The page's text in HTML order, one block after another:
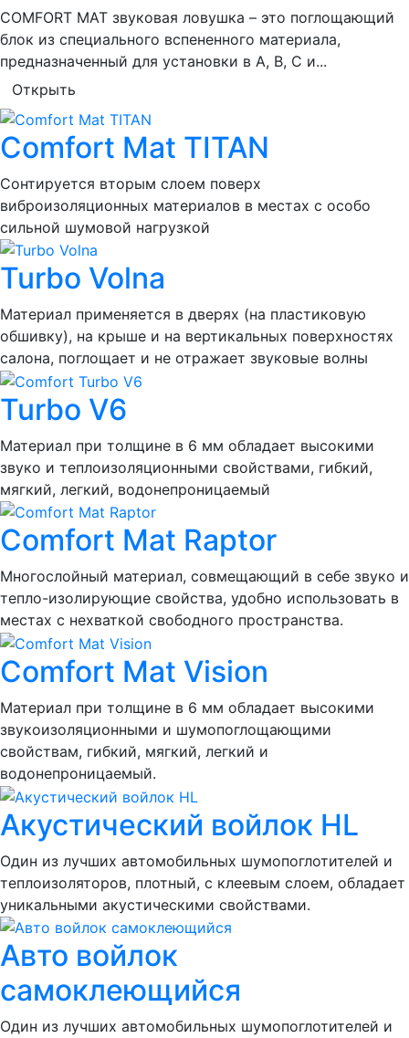
COMFORT MAT звуковая ловушка – это поглощающий
блок из специального вспененного материала,
предназначенный для установки в A, B, C и...
Открыть
Comfort Mat TITAN
Сонтируется вторым слоем поверх
виброизоляционных материалов в местах с особо
сильной шумовой нагрузкой
Turbo Volna
Материал применяется в дверях (на пластиковую
обшивку), на крыше и на вертикальных поверхностях
салона, поглощает и не отражает звуковые волны
Turbo V6
Материал при толщине в 6 мм обладает высокими
звуко и теплоизоляционными свойствами, гибкий,
мягкий, легкий, водонепроницаемый
Comfort Mat Raptor
Многослойный материал, совмещающий в себе звуко и
тепло-изолирующие свойства, удобно использовать в
местах с нехваткой свободного пространства.
Comfort Mat Vision
Материал при толщине в 6 мм обладает высокими
звукоизоляционными и шумопоглощающими
свойствам, гибкий, мягкий, легкий и
водонепроницаемый.
Акустический войлок HL
Один из лучших автомобильных шумопоглотителей и
теплоизоляторов, плотный, с клеевым слоем, обладает
уникальными акустическими свойствами.
Авто войлок
самоклеющийся
Один из лучших автомобильных шумопоглотителей и